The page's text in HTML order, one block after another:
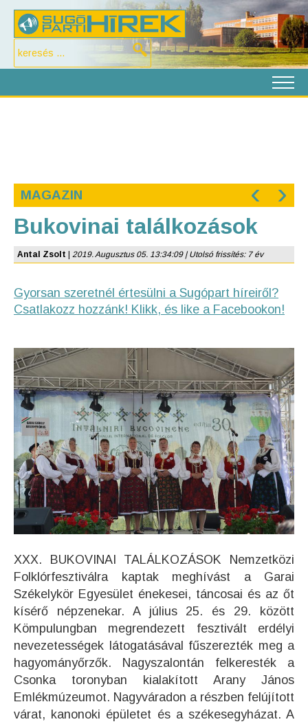
MAGAZIN ‹ ›
Bukovinai találkozások
Antal Zsolt 2019. Augusztus 05. 13:34:09 | Utolsó frissítés: 7 év
Gyorsan szeretnél értesülni a Sugópart híreiről?
Csatlakozz hozzánk! Klikk, és like a Facebookon!
XXX. BUKOVINAI TALÁLKOZÁSOK Nemzetközi
Folklórfesztiválra kaptak meghívást a Garai
Székelykör Egyesület énekesei, táncosai és az őt
kísérő népzenekar. A július 25. és 29. között
Kömpulungban megrendezett fesztivált erdélyi
nevezetességek látogatásával fűszerezték meg a
hagyományőrzők. Nagyszalontán felkeresték a
Csonka toronyban kialakított Arany János
Emlékmúzeumot. Nagyváradon a részben felújított
várat, kanonoki épületet és a székesegyházat. A